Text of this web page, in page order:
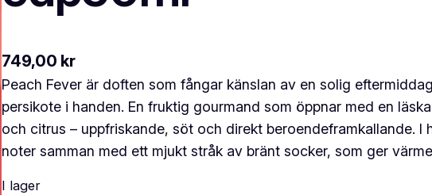
749,00 kr
Peach Fever är doften som fångar känslan av en solig
persikote i handen. En fruktig gourmand som öppnar med en
och citrus – uppfriskande, söt och direkt beroendeframkallande. I
noter samman med ett mjukt stråk av bränt socker, som ger
I lager